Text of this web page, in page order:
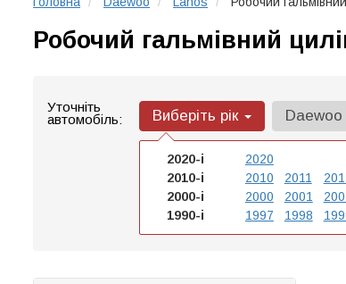
Робочий гальмівний
Уточніть
автомобіль:
Виберіть рік
2020-і
2020
2010-і
2010 2011
2000-і
2000 2001
1990-і
1997 1998
Daewoo